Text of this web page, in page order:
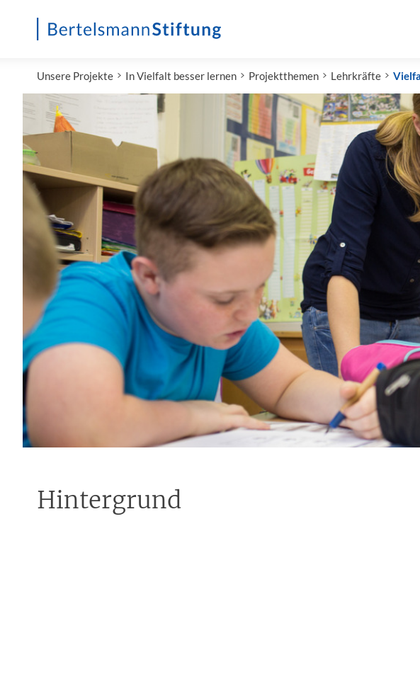
Unsere Projekte In Vielfalt besser lernen Projektthemen Lehrkräfte
Hintergrund